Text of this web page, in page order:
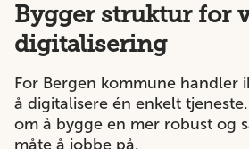
Bygger struktur for
digitalisering
For Bergen kommune handler
å digitalisere én enkelt
om å bygge en mer robust og
måte å jobbe på.